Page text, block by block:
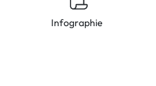
Infographie